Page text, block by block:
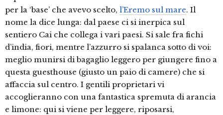
per la ‘base’ che avevo scelto, l’Eremo sul mare. Il
nome la dice lunga: dal paese ci si inerpica sul
sentiero Cai che collega i vari paesi. Si sale fra fichi
d’india, fiori, mentre l’azzurro si spalanca sotto di voi:
meglio munirsi di bagaglio leggero per giungere fino a
questa guesthouse (giusto un paio di camere) che si
affaccia sul centro. I gentili proprietari vi
accoglieranno con una fantastica spremuta di arancia
e limone: qui si viene per leggere, riposarsi,